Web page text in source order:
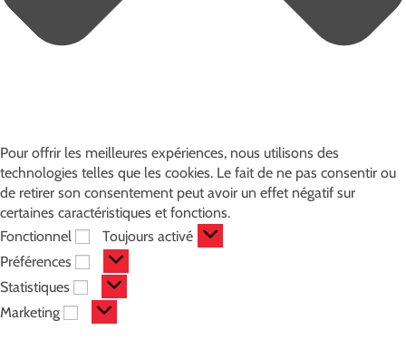
Pour offrir les meilleures expériences, nous utilisons des
technologies telles que les cookies. Le fait de ne pas consentir ou
de retirer son consentement peut avoir un effet négatif sur
certaines caractéristiques et fonctions.
Fonctionnel
Toujours activé
Préférences
Statistiques
Marketing